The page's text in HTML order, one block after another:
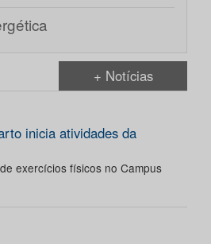
+ Notícias
inicia atividades da
exercícios físicos no Campus